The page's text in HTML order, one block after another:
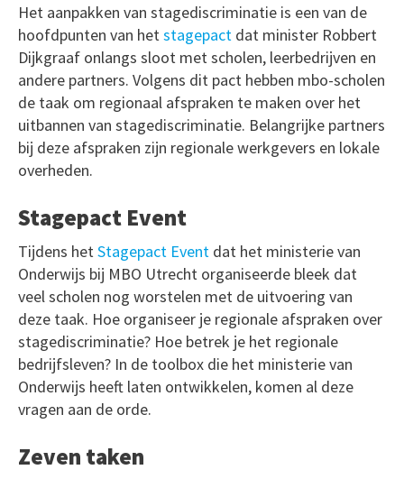
Het aanpakken van stagediscriminatie is een van de
hoofdpunten van hetstagepact dat minister Robbert
Dijkgraaf onlangs sloot met scholen, leerbedrijven en
andere partners. Volgens dit pact hebben mbo-scholen
de taak om regionaal afspraken te maken over het
uitbannen van stagediscriminatie. Belangrijke partners
bij deze afspraken zijn regionale werkgevers en lokale
overheden.
Stagepact Event
Tijdens hetStagepact Event dat het ministerie van
Onderwijs bij MBO Utrecht organiseerde bleek dat
veel scholen nog worstelen met de uitvoering van
deze taak. Hoe organiseer je regionale afspraken over
stagediscriminatie? Hoe betrek je het regionale
bedrijfsleven? In de toolbox die het ministerie van
Onderwijs heeft laten ontwikkelen, komen al deze
vragen aan de orde.
Zeven taken